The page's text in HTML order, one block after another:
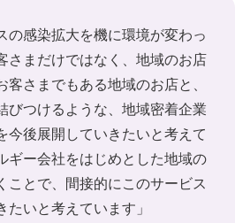
の感染拡大を機に環境が変わっ
さまだけではなく、地域のお店
客さまでもある地域のお店と、
びつけるような、地域密着企業
今後展開していきたいと考えて
ギー会社をはじめとした地域の
ことで、間接的にこのサービス
いと考えています」